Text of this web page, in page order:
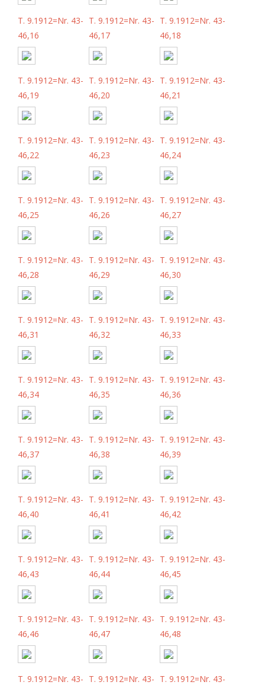
T. 9.1912=Nr. 43-
46,16
T. 9.1912=Nr. 43-
46,17
T. 9.1912=Nr. 43-
46,18
T. 9.1912=Nr. 43-
46,19
T. 9.1912=Nr. 43-
46,20
T. 9.1912=Nr. 43-
46,21
T. 9.1912=Nr. 43-
46,22
T. 9.1912=Nr. 43-
46,23
T. 9.1912=Nr. 43-
46,24
T. 9.1912=Nr. 43-
46,25
T. 9.1912=Nr. 43-
46,26
T. 9.1912=Nr. 43-
46,27
T. 9.1912=Nr. 43-
46,28
T. 9.1912=Nr. 43-
46,29
T. 9.1912=Nr. 43-
46,30
T. 9.1912=Nr. 43-
46,31
T. 9.1912=Nr. 43-
46,32
T. 9.1912=Nr. 43-
46,33
T. 9.1912=Nr. 43-
46,34
T. 9.1912=Nr. 43-
46,35
T. 9.1912=Nr. 43-
46,36
T. 9.1912=Nr. 43-
46,37
T. 9.1912=Nr. 43-
46,38
T. 9.1912=Nr. 43-
46,39
T. 9.1912=Nr. 43-
46,40
T. 9.1912=Nr. 43-
46,41
T. 9.1912=Nr. 43-
46,42
T. 9.1912=Nr. 43-
46,43
T. 9.1912=Nr. 43-
46,44
T. 9.1912=Nr. 43-
46,45
T. 9.1912=Nr. 43-
46,46
T. 9.1912=Nr. 43-
46,47
T. 9.1912=Nr. 43-
46,48
T. 9.1912=Nr. 43- T. 9.1912=Nr. 43- T. 9.1912=Nr. 43-